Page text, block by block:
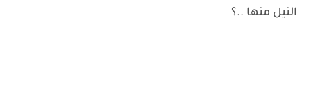
النيل منها ..؟